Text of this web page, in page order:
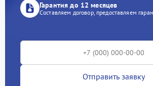
Гарантия до 12 месяцев
Составляем договор, предоставляем
Отправить заявку